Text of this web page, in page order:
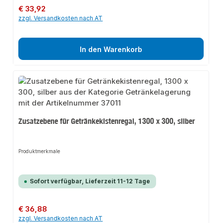
Regulärer Preis:
€ 33,92
zzgl. Versandkosten nach AT
In den Warenkorb
Zusatzebene für Getränkekistenregal, 1300 x 300, silber
Produktmerkmale
Sofort verfügbar, Lieferzeit 11-12 Tage
Regulärer Preis:
€ 36,88
zzgl. Versandkosten nach AT